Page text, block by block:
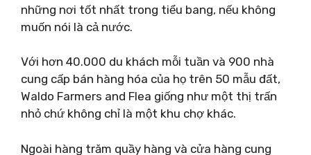
những nơi tốt nhất trong tiểu bang, nếu không
muốn nói là cả nước.
Với hơn 40.000 du khách mỗi tuần và 900 nhà
cung cấp bán hàng hóa của họ trên 50 mẫu đất,
Waldo Farmers and Flea giống như một thị trấn
nhỏ chứ không chỉ là một khu chợ khác.
Ngoài hàng trăm quầy hàng và cửa hàng cung